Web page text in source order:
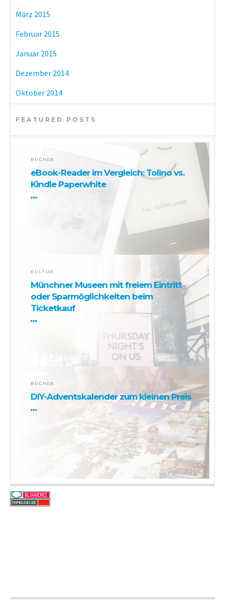
März 2015
Februar 2015
Januar 2015
Dezember 2014
Oktober 2014
FEATURED POSTS
BÜCHER
eBook-Reader im Vergleich: Tolino vs.
Kindle Paperwhite
KULTUR
Münchner Museen mit freiem Eintritt
oder Sparmöglichkeiten beim
Ticketkauf
BÜCHER
DIY-Adventskalender zum kleinen Preis